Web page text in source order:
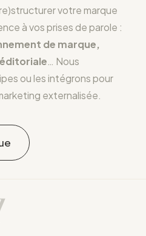
votre marque
à vos prises de parole :
de marque,
… Nous
ou les intégrons pour
externalisée.